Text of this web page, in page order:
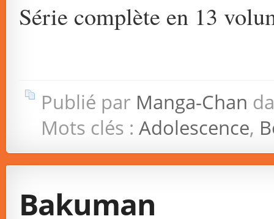
Série complète en 13
Publié par Manga-Chan
Mots clés : Adolescence,
Bakuman